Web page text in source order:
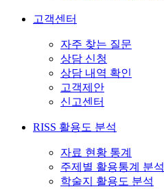
고객센터
자주 찾는 질문
상담 신청
상담 내역 확인
고객제안
신고센터
RISS 활용도 분석
자료 현황 통계
주제별 활용통계 분석
학술지 활용도 분석